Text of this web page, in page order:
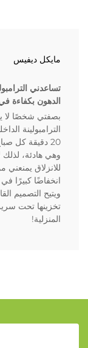
مايكل ديفيس
تساعدني
الدهون بكفاءة
بصفتي شخصًا لا
الترامبولينة
20 دقيقة كل
وهي هادئة،
للانزلاق يمنعني
انخفاضًا كبيرًا
ويتيح التصميم
تخزينها تحت
المنزلية!